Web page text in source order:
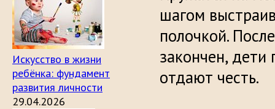
Искусство в жизни
ребёнка: фундамент
развития личности
29.04.2026
шагом
полочкой.
закончен,
отдают честь.